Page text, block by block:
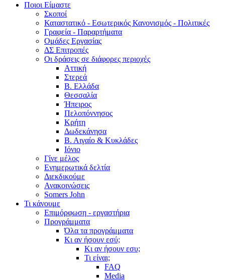
Ποιοι Είμαστε
Σκοποί
Καταστατικό - Εσωτερικός Κανονισμός - Πολιτικές
Γραφεία - Παραρτήματα
Ομάδες Εργασίας
ΔΣ Επιτροπές
Οι δράσεις σε διάφορες περιοχές
Αττική
Στερεά
Β. Ελλάδα
Θεσσαλία
Ήπειρος
Πελοπόννησος
Κρήτη
Δωδεκάνησα
Β. Αιγαίο & Κυκλάδες
Ιόνιο
Γίνε μέλος
Ενημερωτικά δελτία
Διεκδικούμε
Ανακοινώσεις
Somers John
Τι κάνουμε
Επιμόρφωση - εργαστήρια
Προγράμματα
Όλα τα προγράμματα
Κι αν ήσουν εσύ;
Κι αν ήσουν εσυ;
Τι είναι;
FAQ
Media